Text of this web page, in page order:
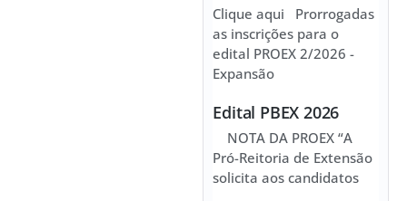
Clique aqui Prorrogadas
as inscrições para o
edital PROEX 2/2026 -
Expansão
Edital PBEX 2026
NOTA DA PROEX “A
Pró-Reitoria de Extensão
solicita aos candidatos